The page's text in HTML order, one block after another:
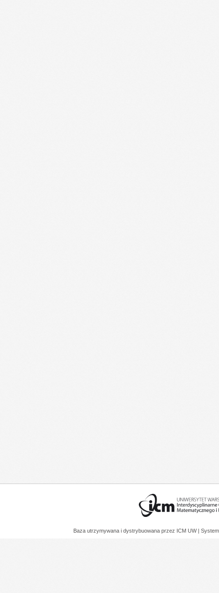
Baza utrzymywana i dystrybuowana przez ICM UW |